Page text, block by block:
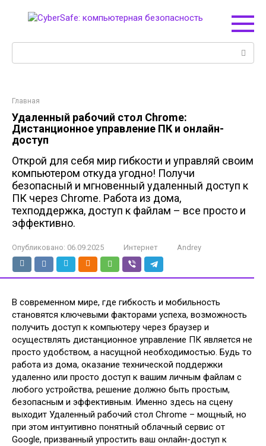
Главная
Удаленный рабочий стол Chrome:
Дистанционное управление ПК и онлайн-
доступ
Открой для себя мир гибкости и управляй своим
компьютером откуда угодно! Получи
безопасный и мгновенный удаленный доступ к
ПК через Chrome. Работа из дома,
техподдержка, доступ к файлам – все просто и
эффективно.
Опубликовано: 06.09.2025 Интернет Andrey
В современном мире, где гибкость и мобильность
становятся ключевыми факторами успеха, возможность
получить доступ к компьютеру через браузер и
осуществлять дистанционное управление ПК является не
просто удобством, а насущной необходимостью. Будь то
работа из дома, оказание технической поддержки
удаленно или просто доступ к вашим личным файлам с
любого устройства, решение должно быть простым,
безопасным и эффективным. Именно здесь на сцену
выходит Удаленный рабочий стол Chrome – мощный, но
при этом интуитивно понятный облачный сервис от
Google, призванный упростить ваш онлайн-доступ к